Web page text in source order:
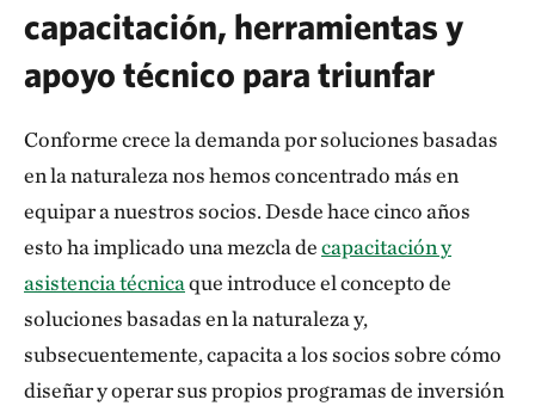
capacitación, herramientas y
apoyo técnico para triunfar
Conforme crece la demanda por soluciones basadas
en la naturaleza nos hemos concentrado más en
equipar a nuestros socios. Desde hace cinco años
esto ha implicado una mezcla decapacitación y
asistencia técnicaque introduce el concepto de
soluciones basadas en la naturaleza y,
subsecuentemente, capacita a los socios sobre cómo
diseñar y operar sus propios programas de inversión